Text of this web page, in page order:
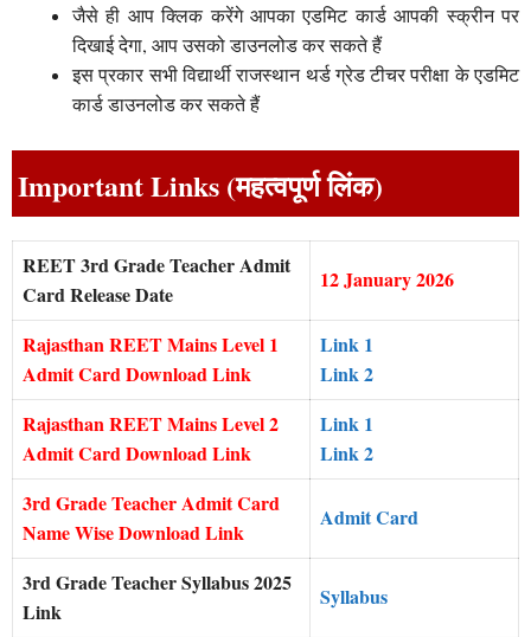
जैसे ही आप क्लिक करेंगे आपका एडमिट कार्ड आपकी स्क्रीन पर
दिखाई देगा, आप उसको डाउनलोड कर सकते हैं
इस प्रकार सभी विद्यार्थी राजस्थान थर्ड ग्रेड टीचर परीक्षा के एडमिट
कार्ड डाउनलोड कर सकते हैं
Important Links (महत्वपूर्ण लिंक)
REET 3rd Grade Teacher Admit
Card Release Date
12 January 2026
Rajasthan REET Mains Level 1
Admit Card Download Link
Link 1
Link 2
Rajasthan REET Mains Level 2
Admit Card Download Link
Link 1
Link 2
3rd Grade Teacher Admit Card
Name Wise Download Link
Admit Card
3rd Grade Teacher Syllabus 2025
Link
Syllabus